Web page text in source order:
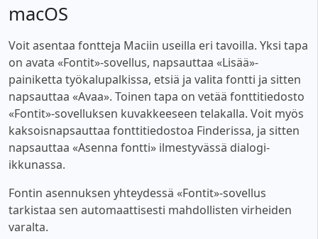
macOS
Voit asentaa fontteja Maciin useilla eri tavoilla. Yksi tapa
on avata «Fontit»-sovellus, napsauttaa «Lisää»-
painiketta työkalupalkissa, etsiä ja valita fontti ja sitten
napsauttaa «Avaa». Toinen tapa on vetää fonttitiedosto
«Fontit»-sovelluksen kuvakkeeseen telakalla. Voit myös
kaksoisnapsauttaa fonttitiedostoa Finderissa, ja sitten
napsauttaa «Asenna fontti» ilmestyvässä dialogi-
ikkunassa.
Fontin asennuksen yhteydessä «Fontit»-sovellus
tarkistaa sen automaattisesti mahdollisten virheiden
varalta.